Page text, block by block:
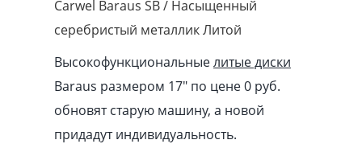
Carwel Baraus SB / Насыщенный
серебристый металлик Литой
Высокофункциональныелитые диски
Baraus размером 17″ по цене 0 руб.
обновят старую машину, а новой
придадут индивидуальность.